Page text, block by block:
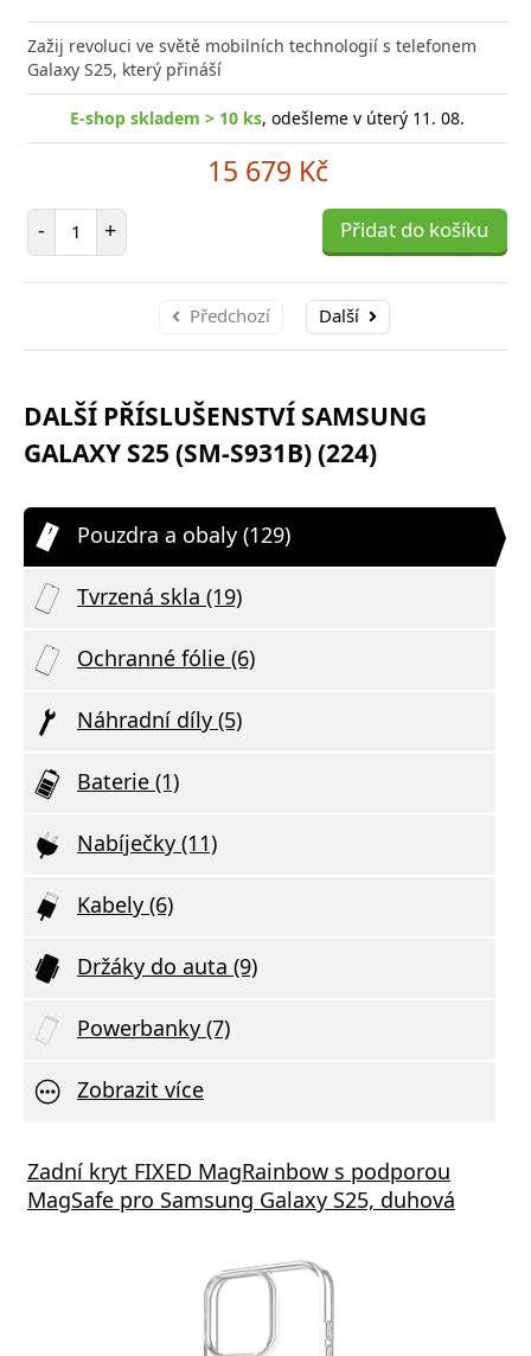
Zažij revoluci ve světě mobilních technologií s telefonem
Galaxy S25, který přináší
E-shop skladem > 10 ks, odešleme v úterý 11. 08.
15 679 Kč
- Počet položek
+ Přidat do košíku
Předchozí Další
DALŠÍ PŘÍSLUŠENSTVÍ SAMSUNG
GALAXY S25 (SM-S931B) (224)
Pouzdra a obaly (129)
Tvrzená skla (19)
Ochranné fólie (6)
Náhradní díly (5)
Baterie (1)
Nabíječky (11)
Kabely (6)
Držáky do auta (9)
Powerbanky (7)
Zobrazit více
Zadní kryt FIXED MagRainbow s podporou
MagSafe pro Samsung Galaxy S25, duhová